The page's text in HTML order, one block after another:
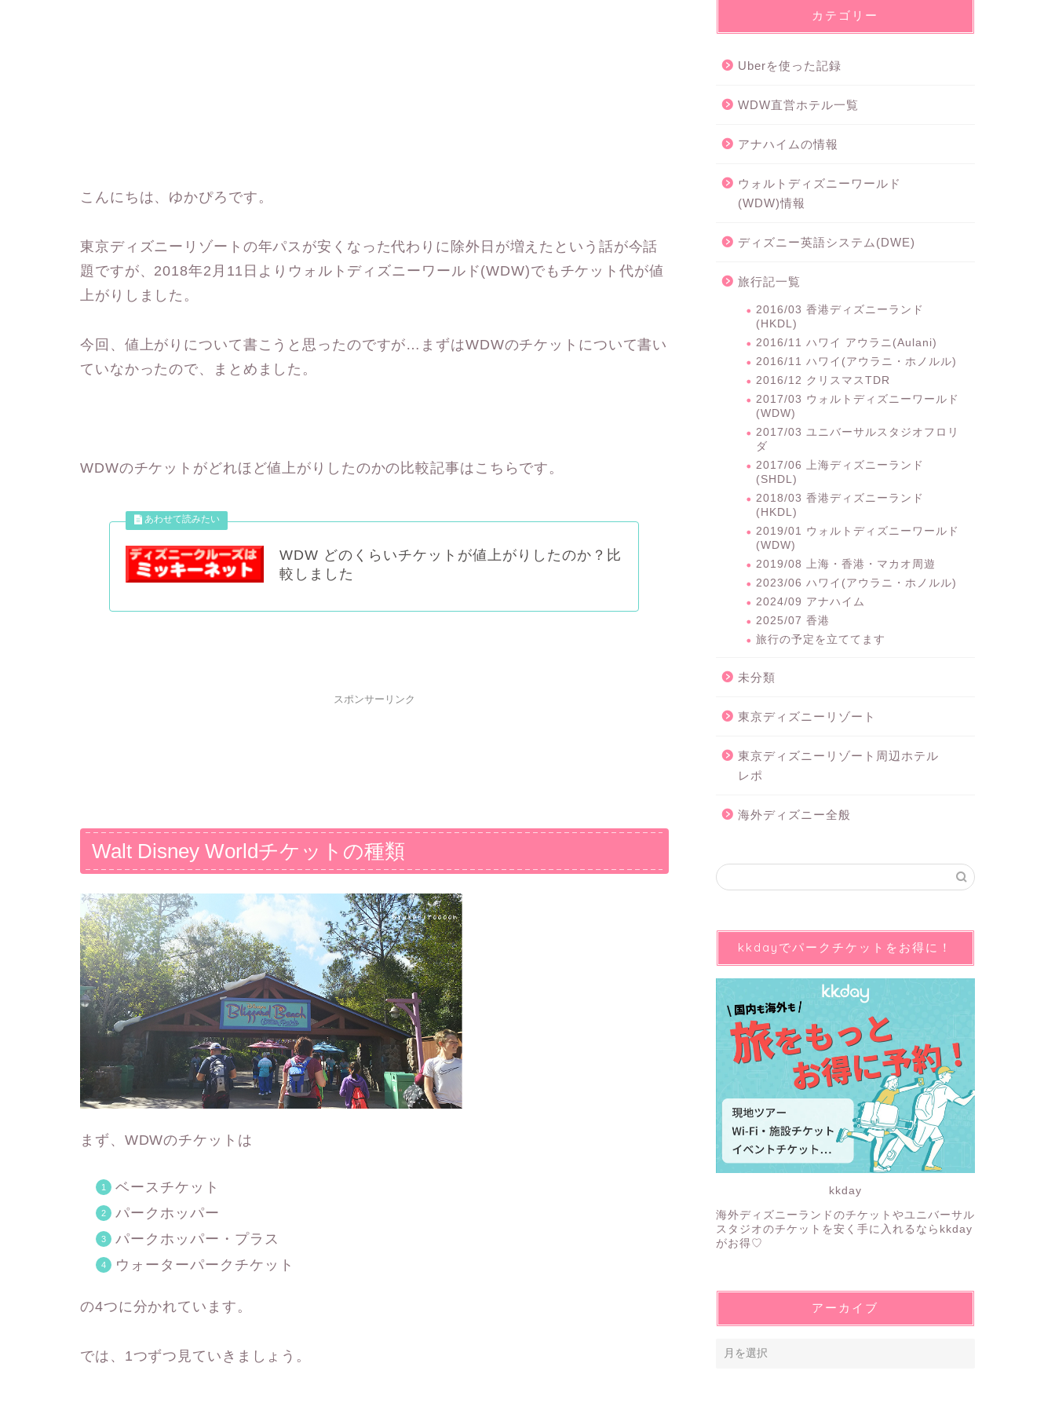
こんにちは、ゆかぴろです。
東京ディズニーリゾートの年パスが安くなった代わりに除外日が増えたという話が今話
題ですが、2018年2月11日よりウォルトディズニーワールド(WDW)でもチケット代が値
上がりしました。
今回、値上がりについて書こうと思ったのですが…まずはWDWのチケットについて書い
ていなかったので、まとめました。
WDWのチケットがどれほど値上がりしたのかの比較記事はこちらです。
WDW どのくらいチケットが値上がりしたのか？比
較しました
スポンサーリンク
Walt Disney Worldチケットの種類
まず、WDWのチケットは
ベースチケット
パークホッパー
パークホッパー・プラス
ウォーターパークチケット
の4つに分かれています。
では、1つずつ見ていきましょう。
カテゴリー
Uberを使った記録
WDW直営ホテル一覧
アナハイムの情報
ウォルトディズニーワールド
(WDW)情報
ディズニー英語システム(DWE)
旅行記一覧
2016/03 香港ディズニーランド
(HKDL)
2016/11 ハワイ アウラニ(Aulani)
2016/11 ハワイ(アウラニ・ホノルル)
2016/12 クリスマスTDR
2017/03 ウォルトディズニーワールド
(WDW)
2017/03 ユニバーサルスタジオフロリ
ダ
2017/06 上海ディズニーランド
(SHDL)
2018/03 香港ディズニーランド
(HKDL)
2019/01 ウォルトディズニーワールド
(WDW)
2019/08 上海・香港・マカオ周遊
2023/06 ハワイ(アウラニ・ホノルル)
2024/09 アナハイム
2025/07 香港
旅行の予定を立ててます
未分類
東京ディズニーリゾート
東京ディズニーリゾート周辺ホテル
レポ
海外ディズニー全般
kkdayでパークチケットをお得に！
kkday
海外ディズニーランドのチケットやユニバーサル
スタジオのチケットを安く手に入れるならkkday
がお得♡
アーカイブ